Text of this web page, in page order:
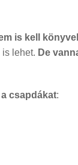
is kell
lehet. De
csapdákat: